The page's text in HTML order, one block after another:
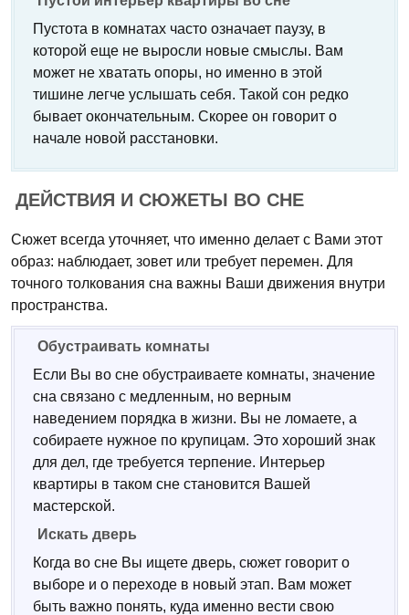
Пустота в комнатах часто означает паузу, в
которой еще не выросли новые смыслы. Вам
может не хватать опоры, но именно в этой
тишине легче услышать себя. Такой сон редко
бывает окончательным. Скорее он говорит о
начале новой расстановки.
ДЕЙСТВИЯ И СЮЖЕТЫ ВО СНЕ
Сюжет всегда уточняет, что именно делает с Вами этот
образ: наблюдает, зовет или требует перемен. Для
точного толкования сна важны Ваши движения внутри
пространства.
Обустраивать комнаты
Если Вы во сне обустраиваете комнаты, значение
сна связано с медленным, но верным
наведением порядка в жизни. Вы не ломаете, а
собираете нужное по крупицам. Это хороший знак
для дел, где требуется терпение. Интерьер
квартиры в таком сне становится Вашей
мастерской.
Искать дверь
Когда во сне Вы ищете дверь, сюжет говорит о
выборе и о переходе в новый этап. Вам может
быть важно понять, куда именно вести свою